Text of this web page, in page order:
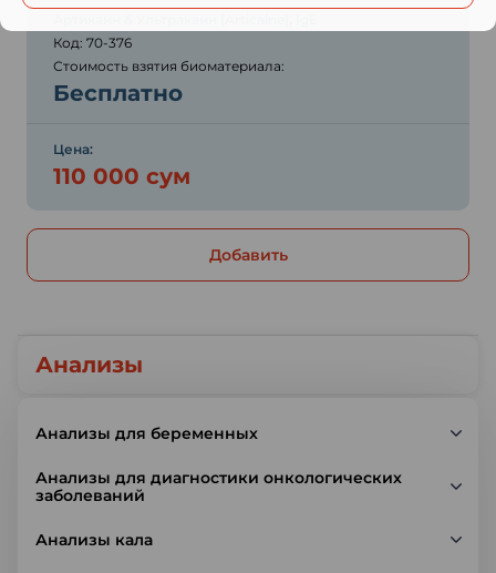
Анализы
Анализы для беременных
Анализы для диагностики онкологических
заболеваний
Анализы кала
Код: 70-376
Стоимость взятия биоматериала:
Бесплатно
Цена:
110 000 сум
Добавить